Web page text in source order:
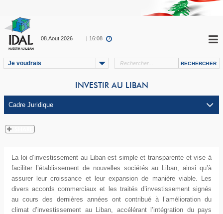
08.Aout.2026 | 16:08
Je voudrais
INVESTIR AU LIBAN
La loi d’investissement au Liban est simple et transparente et vise à
faciliter l’établissement de nouvelles sociétés au Liban, ainsi qu’à
assurer leur croissance et leur expansion de manière viable. Les
divers accords commerciaux et les traités d’investissement signés
au cours des dernières années ont contribué à l’amélioration du
climat d’investissement au Liban, accélérant l’intégration du pays